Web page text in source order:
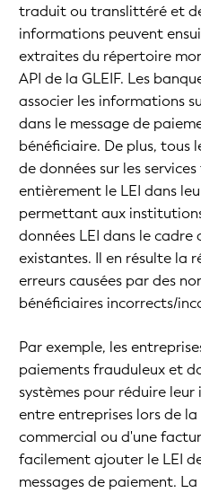
traduit ou translittéré et
informations peuvent
extraites du répertoire
API de la GLEIF. Les
associer les informations
dans le message de
bénéficiaire. De plus, tous
de données sur les
entièrement le LEI dans
permettant aux
données LEI dans le
existantes. Il en résulte la
erreurs causées par des
bénéficiaires incorrects/
Par exemple, les
paiements frauduleux et
systèmes pour réduire
entre entreprises lors de
commercial ou d'une
facilement ajouter le LEI
messages de paiement.